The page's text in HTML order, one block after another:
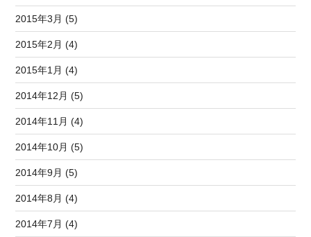
2015年3月 (5)
2015年2月 (4)
2015年1月 (4)
2014年12月 (5)
2014年11月 (4)
2014年10月 (5)
2014年9月 (5)
2014年8月 (4)
2014年7月 (4)